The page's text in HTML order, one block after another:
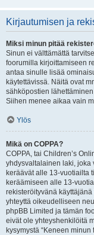
Kirjautumisen ja
Miksi minun pitää
Sinun ei välttämättä
foorumilla kirjoittamiseen
antaa sinulle lisää
käytettävissä. Näitä ovat
sähköpostien
Siihen menee aikaa vain
Ylös
Mikä on COPPA?
COPPA, tai Children’s
yhdysvaltalainen laki, joka
keräävät alle 13-vuotiailta
keräämiseen alle 13-
rekisteröityvänä
yhteyttä oikeudelliseen
phpBB Limited ja tämän
eivät ole yhteyshenkilöitä
kysymystä “Keneen